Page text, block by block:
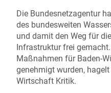
Die Bundesnetzagentur
des bundesweiten
und damit den Weg für
Infrastruktur frei
Maßnahmen für Baden-
genehmigt wurden,
Wirtschaft Kritik.